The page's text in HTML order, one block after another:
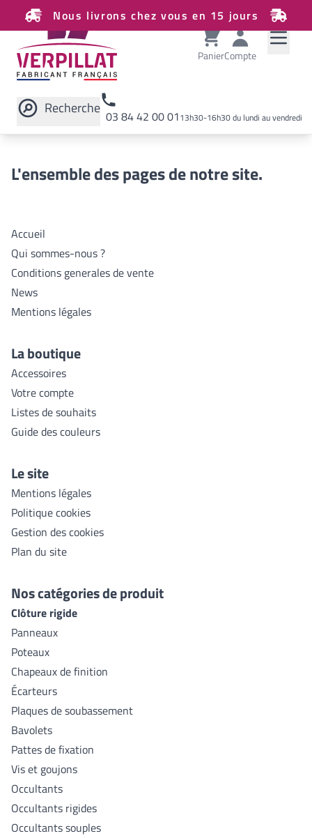
Nous livrons chez vous en 15 jours
PanierCompte
Recherche 03 84 42 00 0113h30-16h30 du lundi au vendredi
Rechercher sur le site
L'ensemble des pages de notre site.
Accueil
Qui sommes-nous ?
Conditions generales de vente
News
Mentions légales
La boutique
Accessoires
Votre compte
Listes de souhaits
Guide des couleurs
Le site
Mentions légales
Politique cookies
Gestion des cookies
Plan du site
Nos catégories de produit
Clôture rigide
Panneaux
Poteaux
Chapeaux de finition
Écarteurs
Plaques de soubassement
Bavolets
Pattes de fixation
Vis et goujons
Occultants
Occultants rigides
Occultants souples